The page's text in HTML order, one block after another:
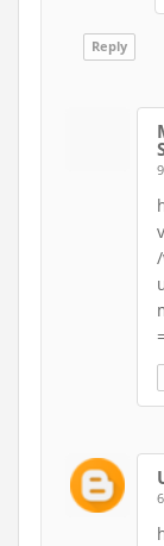
Reply